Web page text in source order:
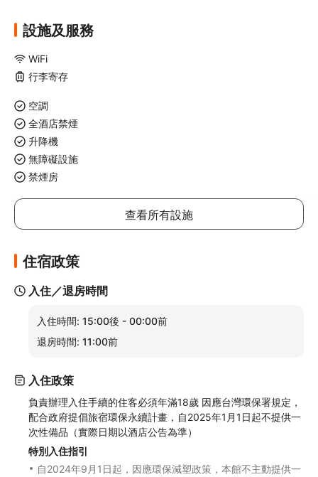
設施及服務
WiFi
行李寄存
空調
全酒店禁煙
升降機
無障礙設施
禁煙房
查看所有設施
住宿政策
入住／退房時間
入住時間: 15:00後 - 00:00前
退房時間: 11:00前
入住政策
負責辦理入住手續的住客必須年滿18歲 因應台灣環保署規定，
配合政府提倡旅宿環保永續計畫，自2025年1月1日起不提供一
次性備品（實際日期以酒店公告為準）
特別入住指引
自2024年9月1日起，因應環保減塑政策，本館不主動提供一